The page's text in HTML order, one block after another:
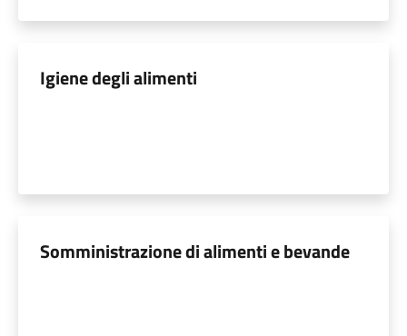
Igiene degli alimenti
Somministrazione di alimenti e bevande